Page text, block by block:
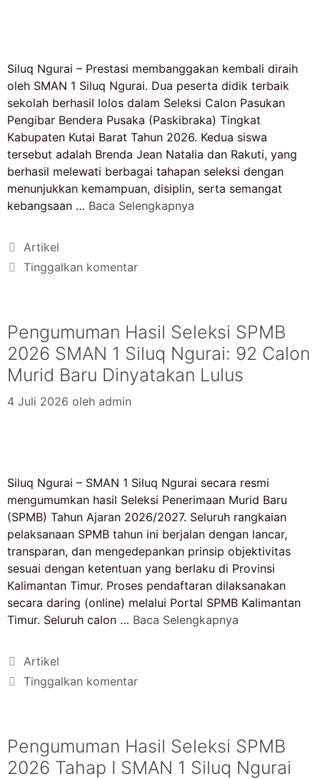
Siluq Ngurai – Prestasi membanggakan kembali diraih
oleh SMAN 1 Siluq Ngurai. Dua peserta didik terbaik
sekolah berhasil lolos dalam Seleksi Calon Pasukan
Pengibar Bendera Pusaka (Paskibraka) Tingkat
Kabupaten Kutai Barat Tahun 2026. Kedua siswa
tersebut adalah Brenda Jean Natalia dan Rakuti, yang
berhasil melewati berbagai tahapan seleksi dengan
menunjukkan kemampuan, disiplin, serta semangat
kebangsaan … Baca Selengkapnya
Artikel
Tinggalkan komentar
Pengumuman Hasil Seleksi SPMB
2026 SMAN 1 Siluq Ngurai: 92 Calon
Murid Baru Dinyatakan Lulus
4 Juli 2026 oleh admin
Siluq Ngurai – SMAN 1 Siluq Ngurai secara resmi
mengumumkan hasil Seleksi Penerimaan Murid Baru
(SPMB) Tahun Ajaran 2026/2027. Seluruh rangkaian
pelaksanaan SPMB tahun ini berjalan dengan lancar,
transparan, dan mengedepankan prinsip objektivitas
sesuai dengan ketentuan yang berlaku di Provinsi
Kalimantan Timur. Proses pendaftaran dilaksanakan
secara daring (online) melalui Portal SPMB Kalimantan
Timur. Seluruh calon … Baca Selengkapnya
Artikel
Tinggalkan komentar
Pengumuman Hasil Seleksi SPMB
2026 Tahap I SMAN 1 Siluq Ngurai